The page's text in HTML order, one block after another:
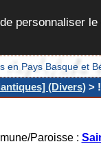
personnaliser
en Pays Basque et
(Divers) >
Paroisse :